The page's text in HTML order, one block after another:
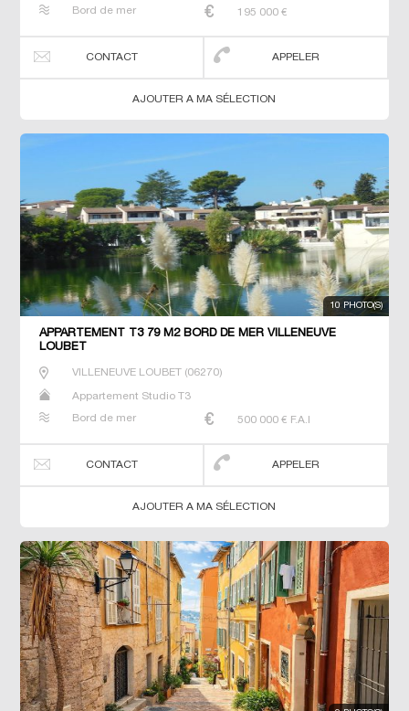
Bord de mer 195 000 €
CONTACT APPELER
AJOUTER A MA SÉLECTION
10 PHOTO(S)
APPARTEMENT T3 79 M2 BORD DE MER VILLENEUVE
LOUBET
VILLENEUVE LOUBET(06270)
Appartement Studio T3
Bord de mer 500 000 € F.A.I
CONTACT APPELER
AJOUTER A MA SÉLECTION